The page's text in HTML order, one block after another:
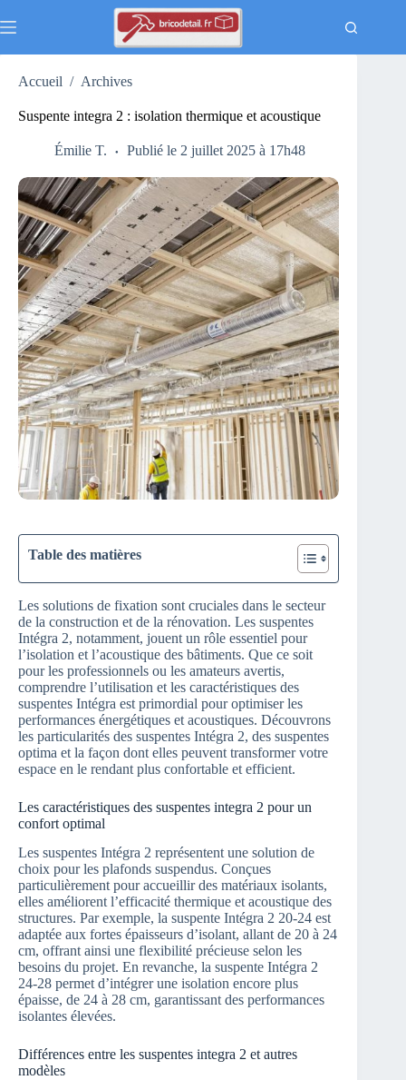
au
Accueil / Archives
Suspente integra 2 : isolation thermique et acoustique
Émilie T. Publié le 2 juillet 2025 à 17h48
Table des matières
Les solutions de fixation sont cruciales dans le secteur
de la construction et de la rénovation. Les suspentes
Intégra 2, notamment, jouent un rôle essentiel pour
l’isolation et l’acoustique des bâtiments. Que ce soit
pour les professionnels ou les amateurs avertis,
comprendre l’utilisation et les caractéristiques des
suspentes Intégra est primordial pour optimiser les
performances énergétiques et acoustiques. Découvrons
les particularités des suspentes Intégra 2, des suspentes
optima et la façon dont elles peuvent transformer votre
espace en le rendant plus confortable et efficient.
Les caractéristiques des suspentes integra 2 pour un
confort optimal
Les suspentes Intégra 2 représentent une solution de
choix pour les plafonds suspendus. Conçues
particulièrement pour accueillir des matériaux isolants,
elles améliorent l’efficacité thermique et acoustique des
structures. Par exemple, la suspente Intégra 2 20-24 est
adaptée aux fortes épaisseurs d’isolant, allant de 20 à 24
cm, offrant ainsi une flexibilité précieuse selon les
besoins du projet. En revanche, la suspente Intégra 2
24-28 permet d’intégrer une isolation encore plus
épaisse, de 24 à 28 cm, garantissant des performances
isolantes élevées.
Différences entre les suspentes integra 2 et autres
modèles